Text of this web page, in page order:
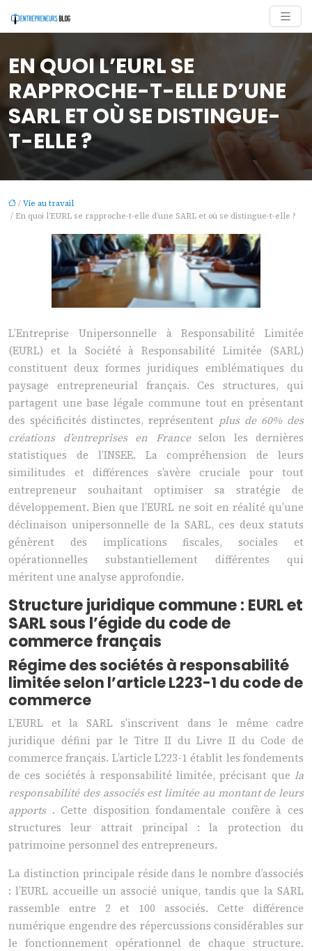
EN QUOI L’EURL SE
RAPPROCHE-T-ELLE D’UNE
SARL ET OÙ SE DISTINGUE-
T-ELLE ?
/ Vie au travail
/ En quoi l’EURL se rapproche-t-elle d’une SARL et où se distingue-t-elle ?
L’Entreprise Unipersonnelle à Responsabilité Limitée
(EURL) et la Société à Responsabilité Limitée (SARL)
constituent deux formes juridiques emblématiques du
paysage entrepreneurial français. Ces structures, qui
partagent une base légale commune tout en présentant
des spécificités distinctes, représentent plus de 60% des
créations d’entreprises en France selon les dernières
statistiques de l’INSEE. La compréhension de leurs
similitudes et différences s’avère cruciale pour tout
entrepreneur souhaitant optimiser sa stratégie de
développement. Bien que l’EURL ne soit en réalité qu’une
déclinaison unipersonnelle de la SARL, ces deux statuts
génèrent des implications fiscales, sociales et
opérationnelles substantiellement différentes qui
méritent une analyse approfondie.
Structure juridique commune : EURL et
SARL sous l’égide du code de
commerce français
Régime des sociétés à responsabilité
limitée selon l’article L223-1 du code de
commerce
L’EURL et la SARL s’inscrivent dans le même cadre
juridique défini par le Titre II du Livre II du Code de
commerce français. L’article L223-1 établit les fondements
de ces sociétés à responsabilité limitée, précisant que la
responsabilité des associés est limitée au montant de leurs
apports . Cette disposition fondamentale confère à ces
structures leur attrait principal : la protection du
patrimoine personnel des entrepreneurs.
La distinction principale réside dans le nombre d’associés
: l’EURL accueille un associé unique, tandis que la SARL
rassemble entre 2 et 100 associés. Cette différence
numérique engendre des répercussions considérables sur
le fonctionnement opérationnel de chaque structure.